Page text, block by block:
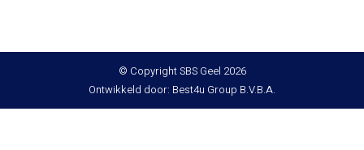
© Copyright SBS Geel 2026
Ontwikkeld door: Best4u Group B.V.B.A.